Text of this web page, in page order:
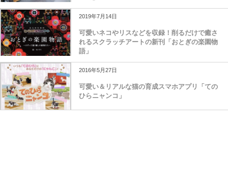
2019年7月14日
可愛いネコやリスなどを収録！削るだけで癒さ
れるスクラッチアートの新刊「おとぎの楽園物
語」
2016年5月27日
可愛い＆リアルな猫の育成スマホアプリ「ての
ひらニャンコ」